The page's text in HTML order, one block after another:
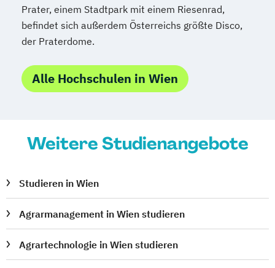
Prater, einem Stadtpark mit einem Riesenrad,
befindet sich außerdem Österreichs größte Disco,
der Praterdome.
Alle Hochschulen in Wien
Weitere Studienangebote
Studieren in Wien
Agrarmanagement in Wien studieren
Agrartechnologie in Wien studieren